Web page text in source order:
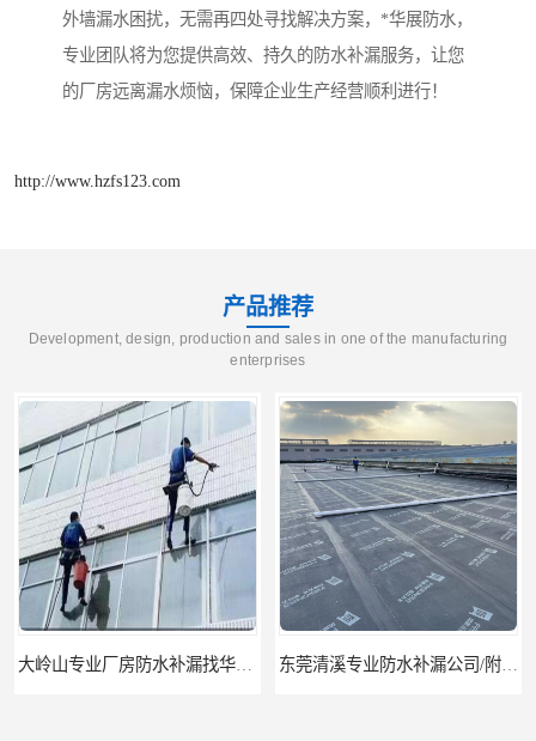
外墙漏水困扰，无需再四处寻找解决方案，*华展防水，
专业团队将为您提供高效、持久的防水补漏服务，让您
的厂房远离漏水烦恼，保障企业生产经营顺利进行！
http://www.hzfs123.com
产品推荐
Development, design, production and sales in one of the manufacturing
enterprises